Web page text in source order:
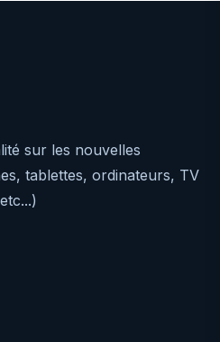
sur les nouvelles
tablettes, ordinateurs, TV